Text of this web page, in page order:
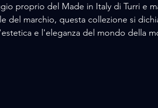
proprio del Made in Italy di Turri e
del marchio, questa collezione si
e l'eleganza del mondo della